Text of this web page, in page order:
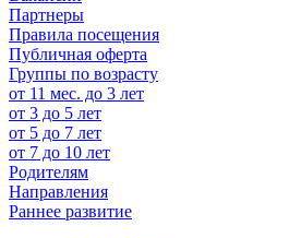
Партнеры
Правила посещения
Публичная оферта
Группы по возрасту
от 11 мес. до 3 лет
от 3 до 5 лет
от 5 до 7 лет
от 7 до 10 лет
Родителям
Направления
Раннее развитие